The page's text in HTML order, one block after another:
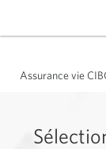
Assurance vie